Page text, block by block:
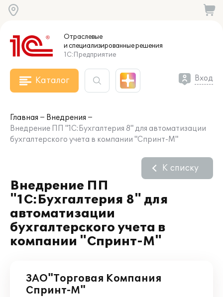
Отраслевые
и специализированныерешения
1С:Предприятие
Каталог Вход
Главная
Внедрения
Внедрение ПП "1С:Бухгалтерия 8" для автоматизации
бухгалтерского учета в компании "Спринт-М"
Внедрение ПП
"1С:Бухгалтерия 8" для
автоматизации
бухгалтерского учета в
компании "Спринт-М"
К списку
ЗАО"Торговая Компания
Спринт-М"